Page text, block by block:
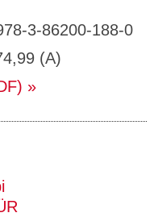
3-86200-188-0
(A)